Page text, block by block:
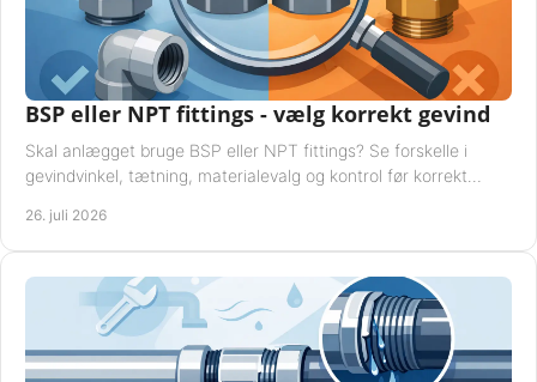
BSP eller NPT fittings - vælg korrekt gevind
Skal anlægget bruge BSP eller NPT fittings? Se forskelle i
gevindvinkel, tætning, materialevalg og kontrol før korrekt
26. juli 2026